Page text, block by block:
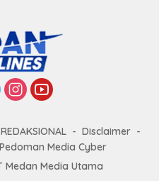
REDAKSIONAL
Disclaimer
Pedoman Media Cyber
Medan Media Utama